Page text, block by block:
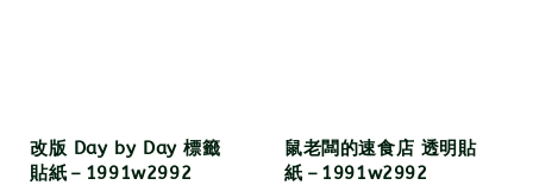
改版 Day by Day 標籤
貼紙－1991w2992
鼠老闆的速食店 透明貼
紙－1991w2992